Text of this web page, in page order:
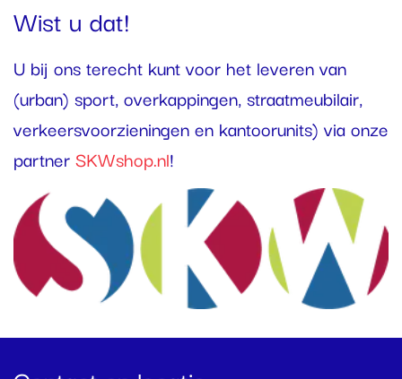
Wist u dat!
U bij ons terecht kunt voor het leveren van
(urban) sport, overkappingen, straatmeubilair,
verkeersvoorzieningen en kantoorunits) via onze
partnerSKWshop.nl!